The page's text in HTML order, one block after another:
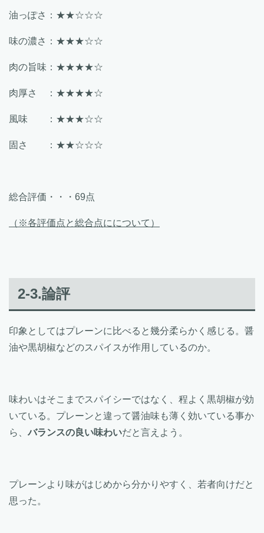
油っぽさ：★★☆☆☆
味の濃さ：★★★☆☆
肉の旨味：★★★★☆
肉厚さ ：★★★★☆
風味 ：★★★☆☆
固さ ：★★☆☆☆
総合評価・・・69点
（※各評価点と総合点にについて）
2-3.論評
印象としてはプレーンに比べると幾分柔らかく感じる。醤
油や黒胡椒などのスパイスが作用しているのか。
味わいはそこまでスパイシーではなく、程よく黒胡椒が効
いている。プレーンと違って醤油味も薄く効いている事か
ら、 バランスの良い味わいだと言えよう。
プレーンより味がはじめから分かりやすく、若者向けだと
思った。